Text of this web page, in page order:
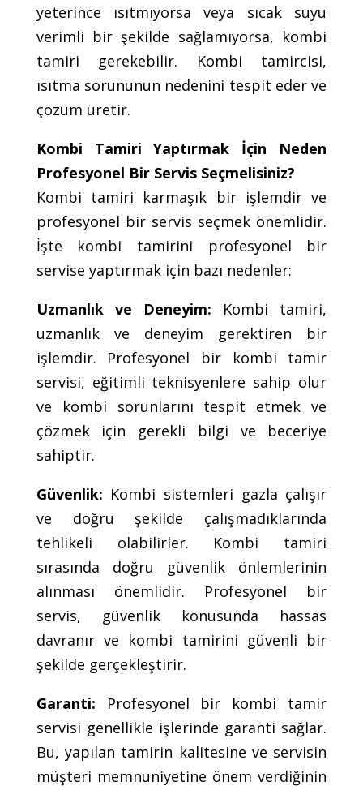
yeterince ısıtmıyorsa veya sıcak suyu
verimli bir şekilde sağlamıyorsa, kombi
tamiri gerekebilir. Kombi tamircisi,
ısıtma sorununun nedenini tespit eder ve
çözüm üretir.
Kombi Tamiri Yaptırmak İçin Neden
Profesyonel Bir Servis Seçmelisiniz?
Kombi tamiri karmaşık bir işlemdir ve
profesyonel bir servis seçmek önemlidir.
İşte kombi tamirini profesyonel bir
servise yaptırmak için bazı nedenler:
Uzmanlık ve Deneyim: Kombi tamiri,
uzmanlık ve deneyim gerektiren bir
işlemdir. Profesyonel bir kombi tamir
servisi, eğitimli teknisyenlere sahip olur
ve kombi sorunlarını tespit etmek ve
çözmek için gerekli bilgi ve beceriye
sahiptir.
Güvenlik: Kombi sistemleri gazla çalışır
ve doğru şekilde çalışmadıklarında
tehlikeli olabilirler. Kombi tamiri
sırasında doğru güvenlik önlemlerinin
alınması önemlidir. Profesyonel bir
servis, güvenlik konusunda hassas
davranır ve kombi tamirini güvenli bir
şekilde gerçekleştirir.
Garanti: Profesyonel bir kombi tamir
servisi genellikle işlerinde garanti sağlar.
Bu, yapılan tamirin kalitesine ve servisin
müşteri memnuniyetine önem verdiğinin